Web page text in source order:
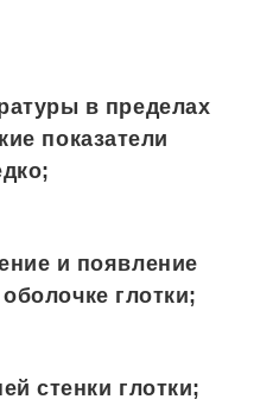
в пределах
показатели
и появление
глотки;
стенки глотки;